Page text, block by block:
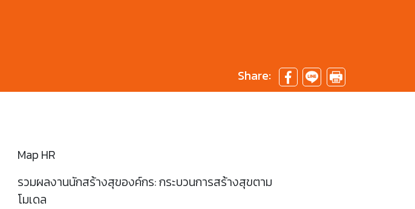
Share:
Map HR
รวมผลงานนักสร้างสุของค์กร: กระบวนการสร้างสุขตาม
โมเดล